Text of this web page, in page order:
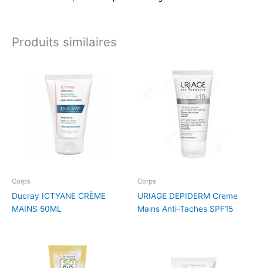
Produits similaires
Corps
Ducray ICTYANE CRÈME
MAINS 50ML
Corps
URIAGE DEPIDERM Creme
Mains Anti-Taches SPF15